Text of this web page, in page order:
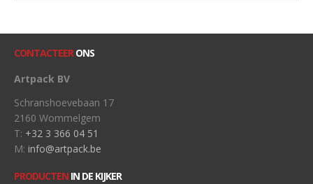
CONTACTEER ONS
Artpack BV
Schranshoevebaan 17
2160 Wommelgem
T: +32 3 366 04 51
M: info@artpack.be
PRODUCTEN IN DE KIJKER